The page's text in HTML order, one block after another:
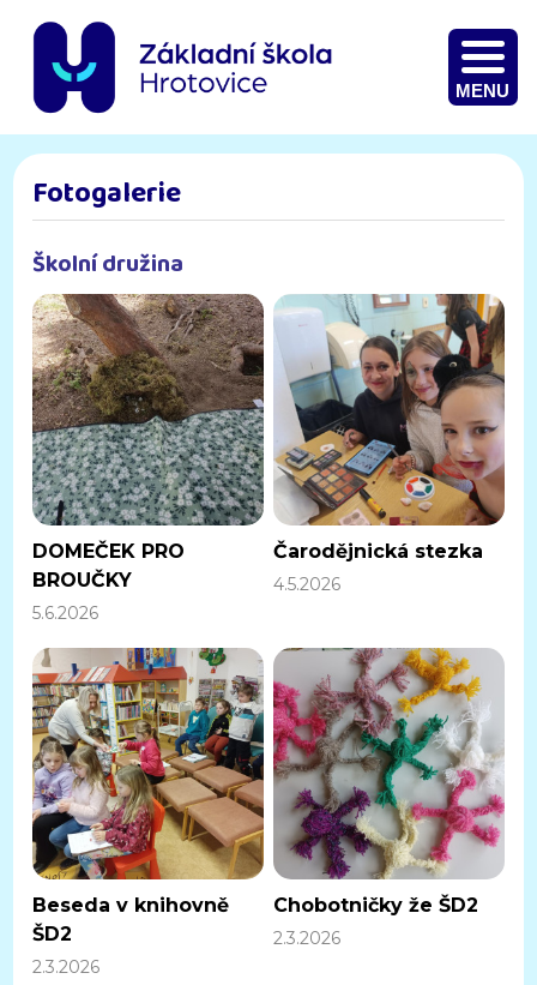
MENU
Fotogalerie
Školní družina
DOMEČEK PRO
BROUČKY
5.6.2026
Čarodějnická stezka
4.5.2026
Beseda v knihovně
ŠD2
2.3.2026
Chobotničky že ŠD2
2.3.2026